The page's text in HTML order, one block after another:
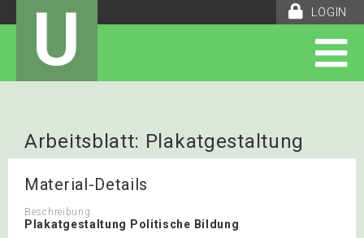
LOGIN
U
Arbeitsblatt: Plakatgestaltung
Politische Bildung
Material-Details
Beschreibung
Plakatgestaltung Politische Bildung